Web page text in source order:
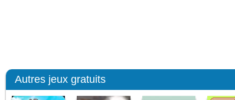
Autres jeux gratuits